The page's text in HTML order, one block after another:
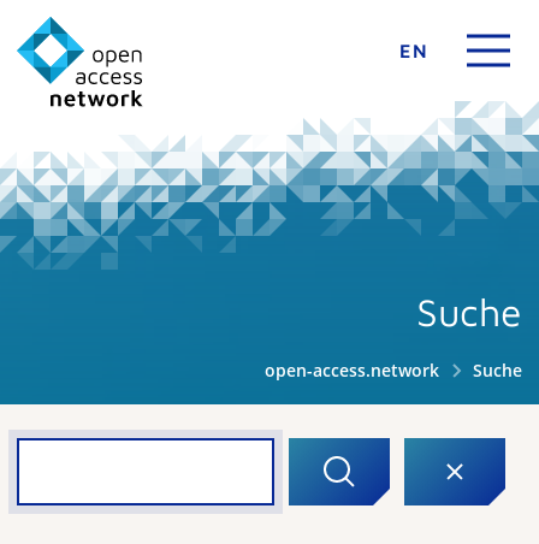
EN
Suche
open-access.network Suche